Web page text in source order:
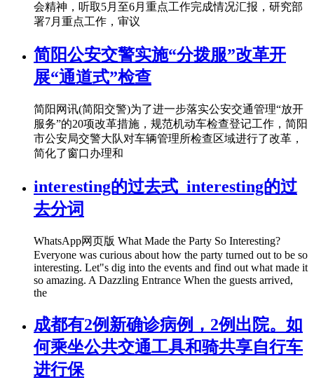
会精神，听取5月至6月重点工作完成情况汇报，研究部
署7月重点工作，审议
简阳公安交警实施“分拨服”改革开
展“通道式”检查
简阳网讯(简阳交警)为了进一步落实公安交通管理“放开
服务”的20项改革措施，规范机动车检查登记工作，简阳
市公安局交警大队对车辆管理所检查区域进行了改革，
简化了窗口办理和
interesting的过去式_interesting的过
去分词
WhatsApp网页版 What Made the Party So Interesting?
Everyone was curious about how the party turned out to be so
interesting. Let"s dig into the events and find out what made it
so amazing. A Dazzling Entrance When the guests arrived,
the
成都有2例新确诊病例，2例出院。如
何乘坐公共交通工具和骑共享自行车
进行保